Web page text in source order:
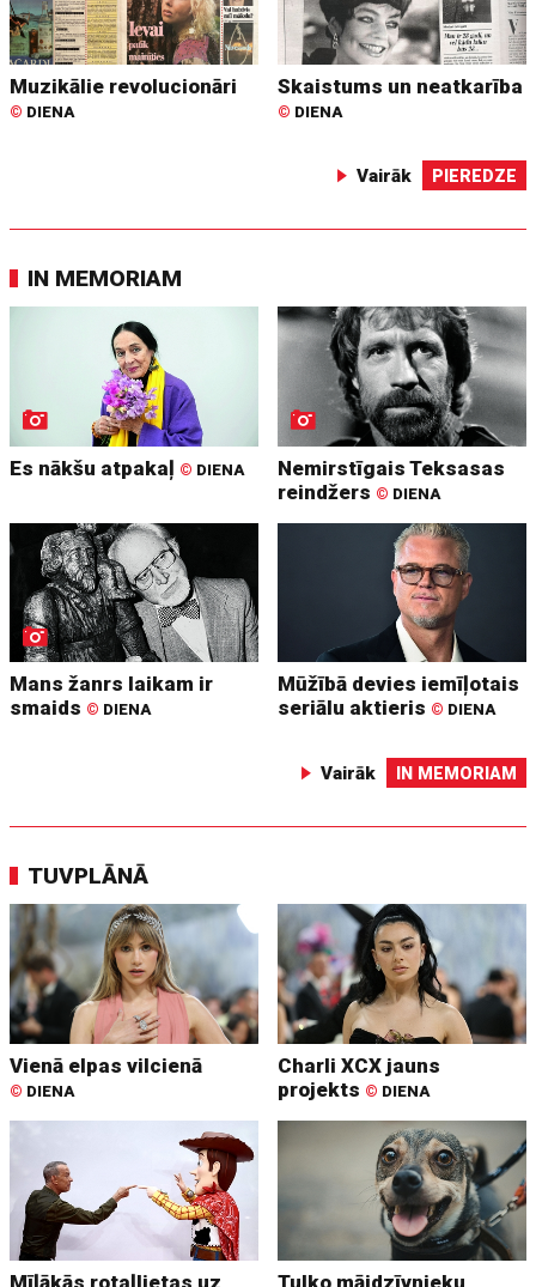
Muzikālie revolucionāri
© DIENA
Skaistums un neatkarība
© DIENA
Vairāk PIEREDZE
IN MEMORIAM
Es nākšu atpakaļ © DIENA
Nemirstīgais Teksasas
reindžers © DIENA
Mans žanrs laikam ir
smaids © DIENA
Mūžībā devies iemīļotais
seriālu aktieris © DIENA
Vairāk IN MEMORIAM
TUVPLĀNĀ
Vienā elpas vilcienā
© DIENA
Charli XCX jauns
projekts © DIENA